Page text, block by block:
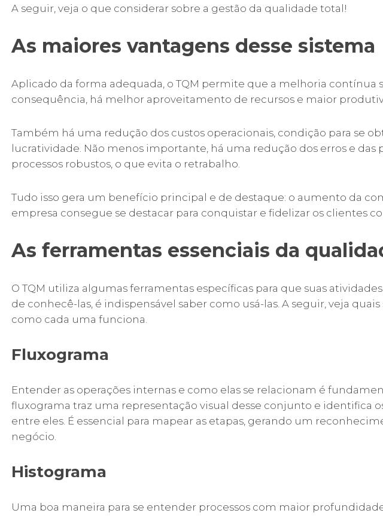
A seguir, veja o que considerar sobre a gestão da qualidade total!
As maiores vantagens desse sistema
Aplicado da forma adequada, o TQM permite que a melhoria contínua
consequência, há melhor aproveitamento de recursos e maior
Também há uma redução dos custos operacionais, condição para se
lucratividade. Não menos importante, há uma redução dos erros e
processos robustos, o que evita o retrabalho.
Tudo isso gera um benefício principal e de destaque: o aumento da
empresa consegue se destacar para conquistar e fidelizar os clientes
As ferramentas essenciais da
O TQM utiliza algumas ferramentas específicas para que suas
de conhecê-las, é indispensável saber como usá-las. A seguir, veja
como cada uma funciona.
Fluxograma
Entender as operações internas e como elas se relacionam é
fluxograma traz uma representação visual desse conjunto e identifica
entre eles. É essencial para mapear as etapas, gerando um
negócio.
Histograma
Uma boa maneira para se entender processos com maior